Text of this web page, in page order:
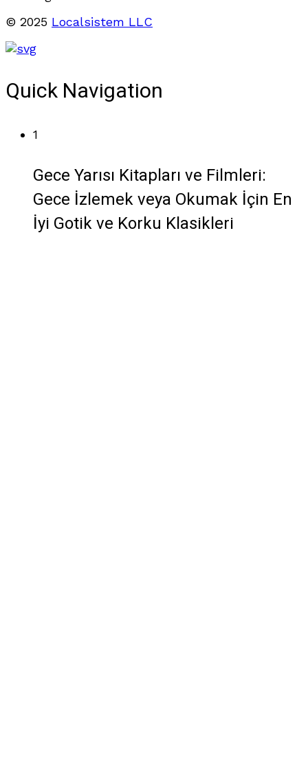
© 2025 Localsistem LLC
Quick Navigation
1
Gece Yarısı Kitapları ve Filmleri:
Gece İzlemek veya Okumak İçin En
İyi Gotik ve Korku Klasikleri